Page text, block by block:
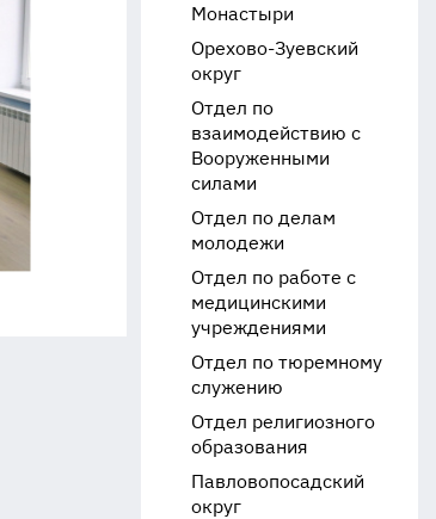
Монастыри
Орехово-Зуевский
округ
Отдел по
взаимодействию с
Вооруженными
силами
Отдел по делам
молодежи
Отдел по работе с
медицинскими
учреждениями
Отдел по тюремному
служению
Отдел религиозного
образования
Павловопосадский
округ